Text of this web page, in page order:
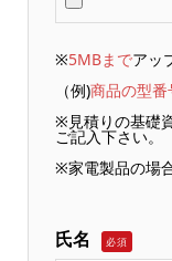
※5MBまでアッ
（例)商品の型
※見積りの基礎
ご記入下さい。
※家電製品の場合
氏名 必須